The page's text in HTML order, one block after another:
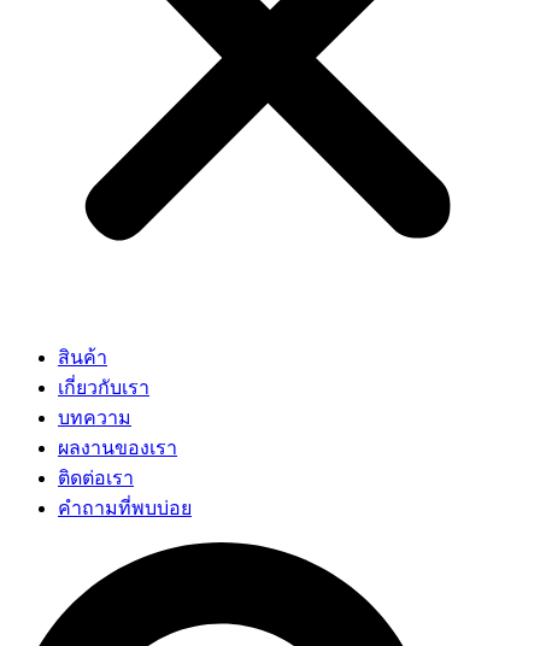
สินค้า
เกี่ยวกับเรา
บทความ
ผลงานของเรา
ติดต่อเรา
คำถามที่พบบ่อย